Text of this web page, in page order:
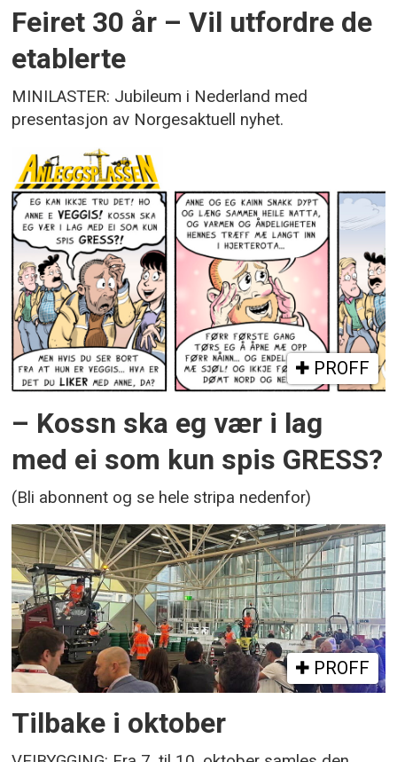
Feiret 30 år – Vil utfordre de
etablerte
MINILASTER: Jubileum i Nederland med
presentasjon av Norgesaktuell nyhet.
PROFF
– Kossn ska eg vær i lag
med ei som kun spis GRESS?
(Bli abonnent og se hele stripa nedenfor)
PROFF
Tilbake i oktober